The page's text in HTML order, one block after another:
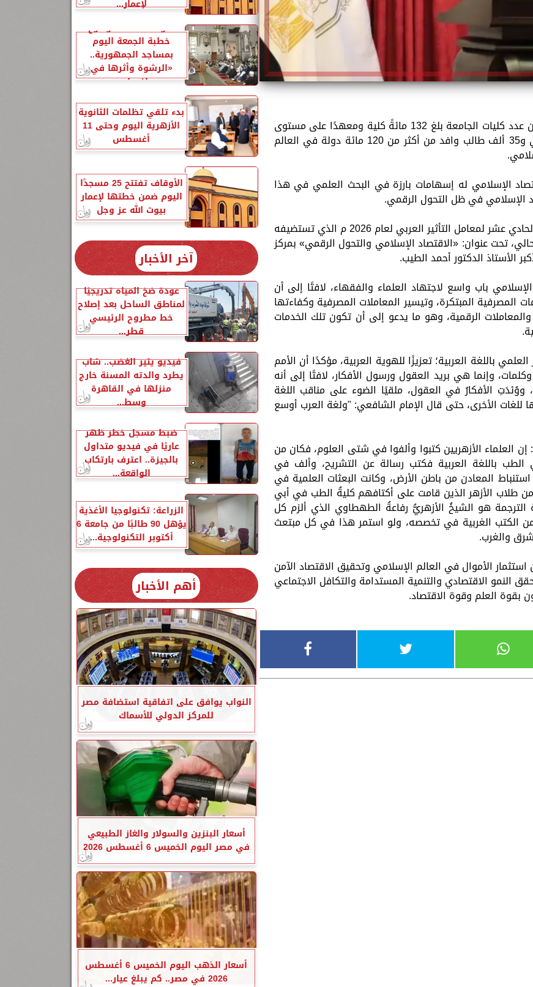
قال الدكتور سلامة داوود رئيس جامعة الأزهر، إن عدد كليات الجامعة بلغ 132 مائةً كلية ومعهدًا على مستوى
مصر، ويدرس فيها نحوُ نصف مليون طالب مصري و35 ألف طالب وافد من أكثر من 120 مائة دولة في العالم
الإسلامي له إسهامات بارزة في البحث العلمي في هذا
الإسلامي في ظل التحول الرقمي.
جاء ذلك خلال كلمته في افتتاح المؤتمر الدولي الحادي عشر لمعامل التأثير العربي لعام 2026 م الذي تستضيفه
من 7 إلى 9 من مايو الحالي، تحت عنوان: «الاقتصاد الإسلامي والتحول الرقمي» بمركز
الأستاذ الدكتور أحمد الطيب.
باب واسع لاجتهاد العلماء والفقهاء، لافتًا إلى أن
المصرفية المبتكرة، وتيسير المعاملات المصرفية وكفاءتها
الرقمية، وهو ما يدعو إلى أن تكون تلك الخدمات
باللغة العربية؛ تعزيزًا للهوية العربية، مؤكدًا أن الأمم
وإنما هي بريد العقول ورسول الأفكار، لافتًا إلى أنه
الأفكارُ في العقول، ملقيًا الضوء على مناقب اللغة
للغات الأخرى، حتى قال الإمام الشافعي: "ولغة العرب أوسع
العلماء الأزهريين كتبوا وألفوا في شتى العلوم، فكان من
باللغة العربية فكتب رسالة عن التشريح، وألف في
المعادن من باطن الأرض، وكانت البعثات العلمية في
طلاب الأزهر الذين قامت على أكتافهم كليةُ الطب في أبي
الترجمة هو الشيخُ الأزهريُّ رفاعةُ الطهطاوي الذي ألزم كل
من الكتب الغربية في تخصصه، ولو استمر هذا في كل مبتعث
والغرب.
الأموال في العالم الإسلامي وتحقيق الاقتصاد الآمن
النمو الاقتصادي والتنمية المستدامة والتكافل الاجتماعي
بقوة العلم وقوة الاقتصاد.
لإعمار...
الأوقاف تحدد موضوع
خطبة الجمعة اليوم
بمساجد الجمهورية..
«الرشوة وأثرها في
إفساد...
بدء تلقي تظلمات الثانوية
الأزهرية اليوم وحتى 11
أغسطس
الأوقاف تفتتح 25 مسجدًا
اليوم ضمن خطتها لإعمار
بيوت الله عز وجل
آخر الأخبار
عودة ضخ المياه تدريجيًا
لمناطق الساحل بعد إصلاح
خط مطروح الرئيسي
قطر...
فيديو يثير الغضب.. شاب
يطرد والدته المسنة خارج
منزلها في القاهرة
وسط...
ضبط مسجل خطر ظهر
عاريًا في فيديو متداول
بالجيزة.. اعترف بارتكاب
الواقعة...
الزراعة: تكنولوجيا الأغذية
يؤهل 90 طالبًا من جامعة 6
أكتوبر التكنولوجية...
أهم الأخبار
النواب يوافق على اتفاقية استضافة مصر
للمركز الدولي للأسماك
أسعار البنزين والسولار والغاز الطبيعي
في مصر اليوم الخميس 6 أغسطس 2026
أسعار الذهب اليوم الخميس 6 أغسطس
2026 في مصر.. كم يبلغ عيار...